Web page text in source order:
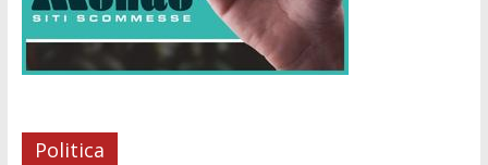
Politica